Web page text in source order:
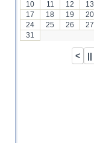
10
11 12 13
17
18 19 20
24
25 26 27
31